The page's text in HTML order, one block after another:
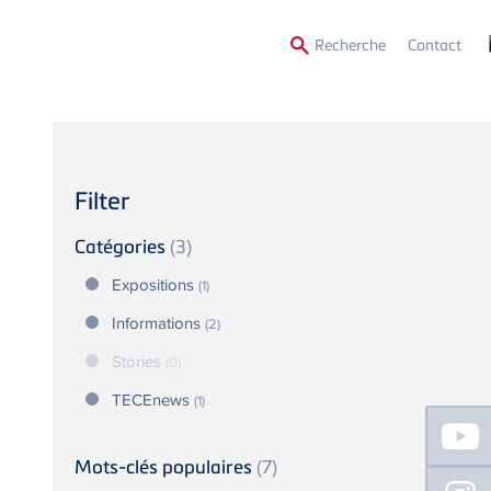
Recherche Contact
Filter
Catégories (3)
Expositions (1)
Informations (2)
Stories (0)
TECEnews (1)
Mots-clés populaires (7)
Floating